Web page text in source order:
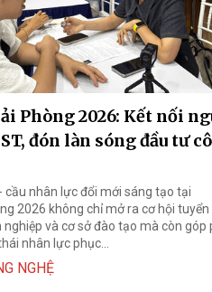
Phòng 2026: Kết nối
đón làn sóng đầu tư
cầu nhân lực đổi mới sáng tạo tại
2026 không chỉ mở ra cơ hội tuyển
và cơ sở đào tạo mà còn góp
nhân lực phục...
NGHỆ